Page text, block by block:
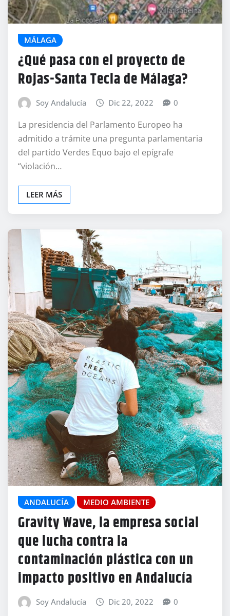
MÁLAGA
¿Qué pasa con el proyecto de
Rojas-Santa Tecla de Málaga?
Soy Andalucía Dic 22, 2022 0
La presidencia del Parlamento Europeo ha
admitido a trámite una pregunta parlamentaria
del partido Verdes Equo bajo el epígrafe
“violación…
LEER MÁS
ANDALUCÍA MEDIO AMBIENTE
Gravity Wave, la empresa social
que lucha contra la
contaminación plástica con un
impacto positivo en Andalucía
Soy Andalucía Dic 20, 2022 0